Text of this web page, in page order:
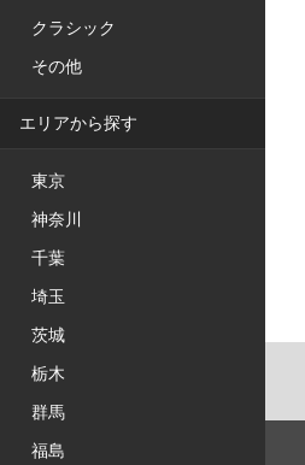
クラシック
その他
エリアから探す
東京
神奈川
千葉
埼玉
茨城
栃木
群馬
福島